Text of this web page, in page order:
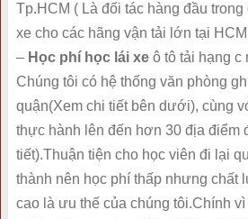
Tp.HCM ( Là đối tác hàng đầu
xe cho các hãng vận tải lớn tại
– Học phí học lái xeô tô tải hạng c
Chúng tôi có hệ thống văn phòng
quận(Xem chi tiết bên dưới), cùng
thực hành lên đến hơn 30 địa điểm
tiết).Thuận tiện cho học viên đi lại
thành nên học phí thấp nhưng chất
cao là ưu thế của chúng tôi.Chính